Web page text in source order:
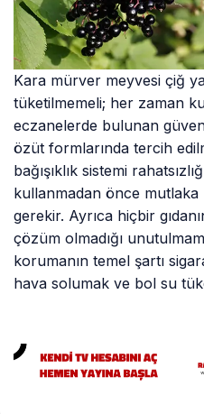
Kara mürver meyvesi çiğ
tüketilmemeli; her zaman
eczanelerde bulunan
özüt formlarında tercih
bağışıklık sistemi
kullanmadan önce mutlaka
gerekir. Ayrıca hiçbir
çözüm olmadığı
korumanın temel şartı
hava solumak ve bol su